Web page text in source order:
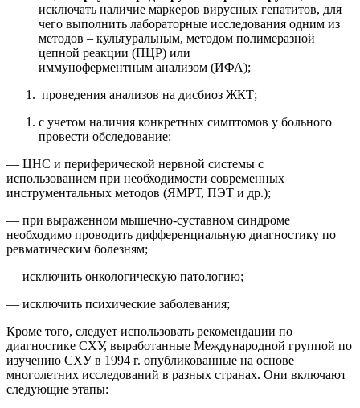
исключать наличие маркеров вирусных гепатитов, для
чего выполнить лабораторные исследования одним из
методов – культуральным, методом полимеразной
цепной реакции (ПЦР) или
иммуноферментным анализом (ИФА);
проведения анализов на дисбиоз ЖКТ;
с учетом наличия конкретных симптомов у больного
провести обследование:
— ЦНС и периферической нервной системы с
использованием при необходимости современных
инструментальных методов (ЯМРТ, ПЭТ и др.);
— при выраженном мышечно-суставном синдроме
необходимо проводить дифференциальную диагностику по
ревматическим болезням;
— исключить онкологическую патологию;
— исключить психические заболевания;
Кроме того, следует использовать рекомендации по
диагностике СХУ, выработанные Международной группой по
изучению СХУ в 1994 г. опубликованные на основе
многолетних исследований в разных странах. Они включают
следующие этапы: